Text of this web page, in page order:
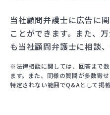
当社顧問弁護士に広告に
ことができます。また、
も当社顧問弁護士に相談
※法律相談に関しては、回答まで
ます。また、同様の質問が多数寄
特定されない範囲でQ&Aとして掲